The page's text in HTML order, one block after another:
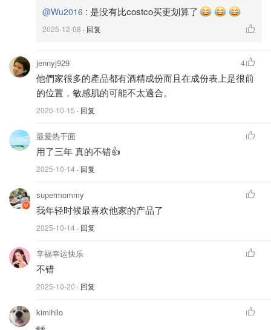
Sekkisei 洁面油
SEKKISEI
Facial Cream Wash
用这款洗面奶真的像给肌肤裹上一层绵密云泡～
质地柔滑、泡沫细腻丰盈，轻轻按摩就能带走毛孔中的油
脂、老废角质与杂质，让肌肤清爽又不紧绷💦
🌿核心成分：薏仁提取物和皂树提取物，净化毛孔同时不带
走水分。
给肌肤做了一次深层SPA。
@Wu2016 : 是没有比costco买更划算了
2025-12-08 · 回复
jennyj929
他們家很多的產品都有酒精成份而且在成份表上是很前
的位置，敏感肌的可能不太適合。
2025-10-15 · 回复
4
最爱热干面
用了三年 真的不错👍
2025-10-14 · 回复
supermommy
我年轻时候最喜欢他家的产品了
2025-10-14 · 回复
辛福幸运快乐
不错
2025-10-20 · 回复
kimihilo
👀